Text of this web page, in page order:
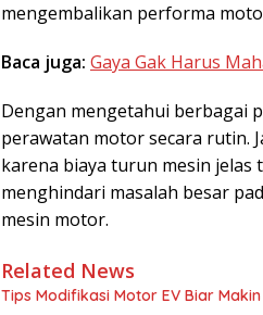
mengembalikan performa
Baca juga: Gaya Gak Harus
Dengan mengetahui berbagai
perawatan motor secara rutin.
karena biaya turun mesin jelas
menghindari masalah besar
mesin motor.
Related News
Tips Modifikasi Motor EV Biar